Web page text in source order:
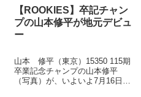
【ROOKIES】卒記チャン
プの山本修平が地元デビュ
ー
山本 修平（東京）15350 115期
卒業記念チャンプの山本修平
（写真）が、いよいよ7月16日の